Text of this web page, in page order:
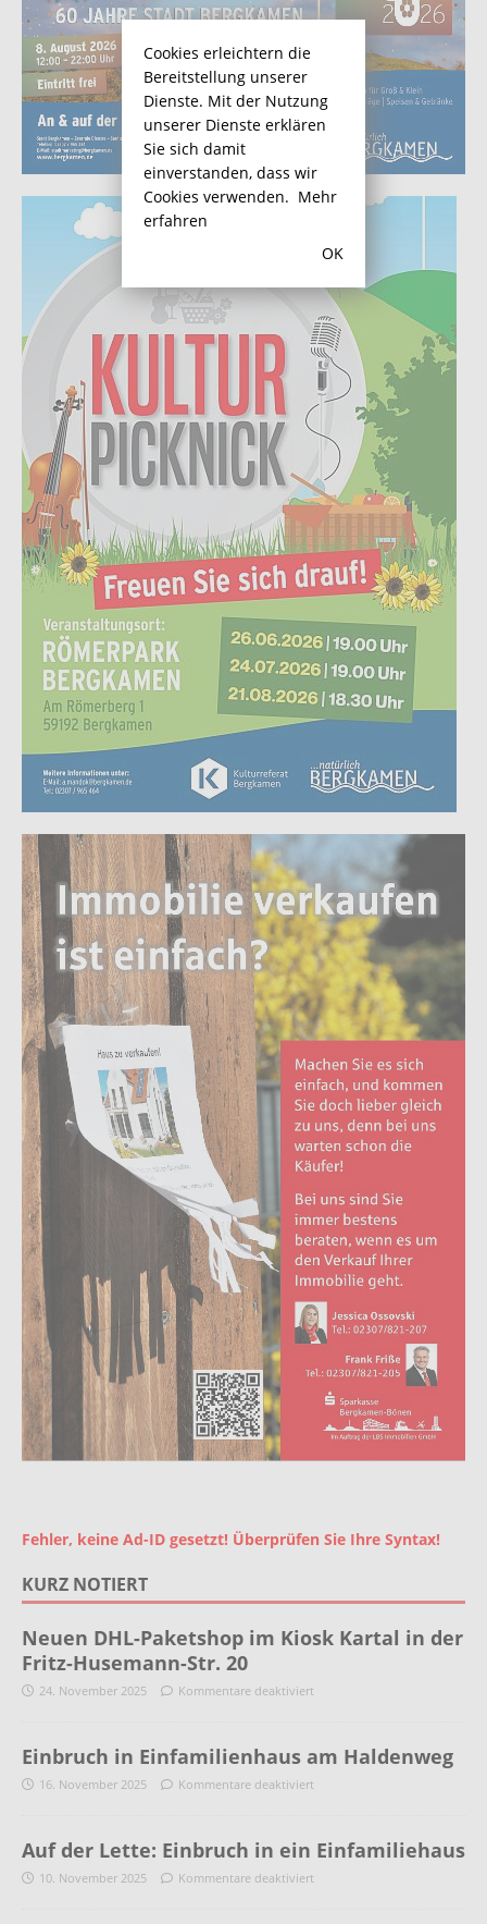
Fehler, keine Ad-ID gesetzt! Überprüfen Sie Ihre Syntax!
KURZ NOTIERT
Neuen DHL-Paketshop im Kiosk Kartal in der
Fritz-Husemann-Str. 20
24. November 2025 Kommentare deaktiviert
Einbruch in Einfamilienhaus am Haldenweg
16. November 2025 Kommentare deaktiviert
Auf der Lette: Einbruch in ein Einfamiliehaus
10. November 2025 Kommentare deaktiviert
Cookies erleichtern die
Bereitstellung unserer
Dienste. Mit der Nutzung
unserer Dienste erklären
Sie sich damit
einverstanden, dass wir
Cookies verwenden. Mehr
erfahren
OK